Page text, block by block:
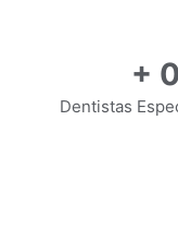
+ 0
Dentistas